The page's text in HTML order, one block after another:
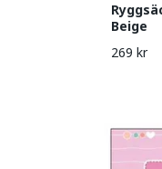
Beige
269 kr